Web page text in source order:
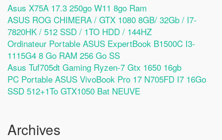
Asus X75A 17.3 250go W11 8go Ram
ASUS ROG CHIMERA / GTX 1080 8GB/ 32Gb / I7-
7820HK / 512 SSD / 1TO HDD / 144HZ
Ordinateur Portable ASUS ExpertBook B1500C I3-
1115G4 8 Go RAM 256 Go SS
Asus Tuf705dt Gaming Ryzen-7 Gtx 1650 16gb
PC Portable ASUS VivoBook Pro 17 N705FD I7 16Go
SSD 512+1To GTX1050 Bat NEUVE
Archives